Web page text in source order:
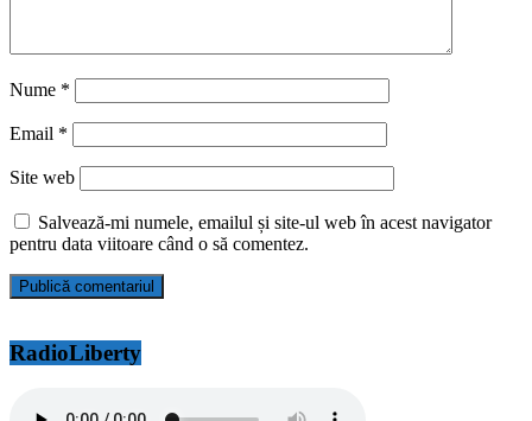
Nume *
Email *
Site web
Salvează-mi numele, emailul și site-ul web în acest navigator
pentru data viitoare când o să comentez.
RadioLiberty